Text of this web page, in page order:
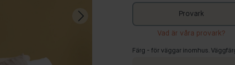
Provark
Vad är våra provark?
Färg - för väggar inomhus.